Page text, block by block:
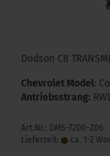
Dodson C8
Chevrolet Model:
Antriebsstrang:
Art.Nr.: DMS-7200-Z06
Lieferzeit:
ca. 1-2